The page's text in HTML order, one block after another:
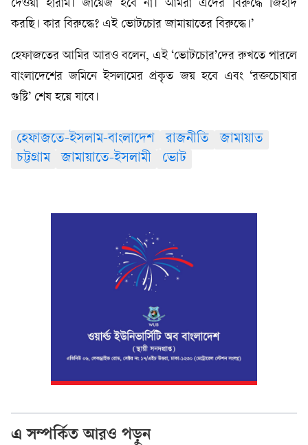
দেওয়া হারাম। জায়েজ হবে না। আমরা এদের বিরুদ্ধে জিহাদ
করছি। কার বিরুদ্ধে? এই ভোটচোর জামায়াতের বিরুদ্ধে।’
হেফাজতের আমির আরও বলেন, এই ‘ভোটচোর’দের রুখতে পারলে
বাংলাদেশের জমিনে ইসলামের প্রকৃত জয় হবে এবং ‘রক্তচোষার
গুষ্টি’ শেষ হয়ে যাবে।
হেফাজতে-ইসলাম-বাংলাদেশ রাজনীতি
জামায়াত
চট্টগ্রাম
জামায়াতে-ইসলামী ভোট
এ সম্পর্কিত আরও পড়ুন